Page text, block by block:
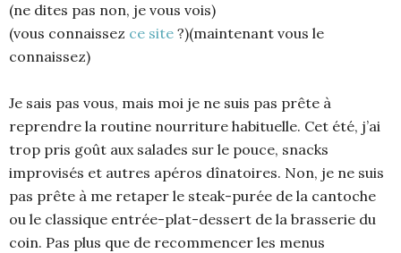
(ne dites pas non, je vous vois)
(vous connaissez ce site ?)(maintenant vous le
connaissez)
Je sais pas vous, mais moi je ne suis pas prête à
reprendre la routine nourriture habituelle. Cet été, j’ai
trop pris goût aux salades sur le pouce, snacks
improvisés et autres apéros dînatoires. Non, je ne suis
pas prête à me retaper le steak-purée de la cantoche
ou le classique entrée-plat-dessert de la brasserie du
coin. Pas plus que de recommencer les menus